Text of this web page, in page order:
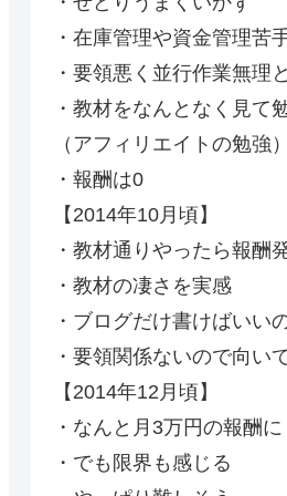
・在庫管理や資金管理苦
・要領悪く並行作業無理
・教材をなんとなく見て
（アフィリエイトの勉強）
・報酬は0
【2014年10月頃】
・教材通りやったら報酬
・教材の凄さを実感
・ブログだけ書けばいい
・要領関係ないので向い
【2014年12月頃】
・なんと月3万円の報酬に
・でも限界も感じる